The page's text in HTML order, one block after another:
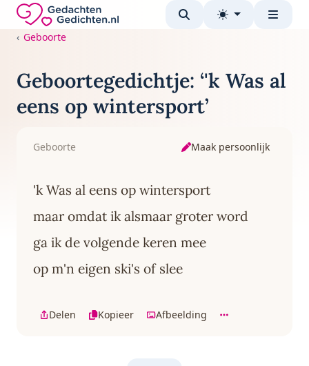
Direct naar de inhoud
Gedachten-Gedichten.nl — naar de homepage
Geboorte
Geboortegedichtje: ‘'k Was al
eens op wintersport’
Geboorte Maak persoonlijk
'k Was al eens op wintersport
maar omdat ik alsmaar groter word
ga ik de volgende keren mee
op m'n eigen ski's of slee
Delen Kopieer Afbeelding